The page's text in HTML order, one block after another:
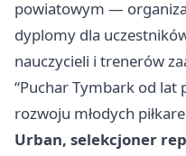
powiatowym —
dyplomy dla
nauczycieli i trenerów
“Puchar Tymbark od lat
rozwoju młodych
Urban, selekcjoner